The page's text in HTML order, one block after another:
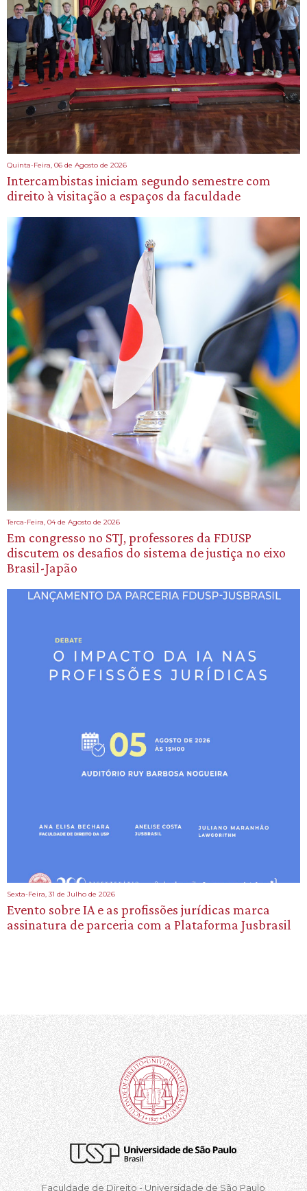
Quinta-Feira, 06 de Agosto de 2026
Intercambistas iniciam segundo semestre com
direito à visitação a espaços da faculdade
Terca-Feira, 04 de Agosto de 2026
Em congresso no STJ, professores da FDUSP
discutem os desafios do sistema de justiça no eixo
Brasil-Japão
Sexta-Feira, 31 de Julho de 2026
Evento sobre IA e as profissões jurídicas marca
assinatura de parceria com a Plataforma Jusbrasil
Faculdade de Direito - Universidade de São Paulo